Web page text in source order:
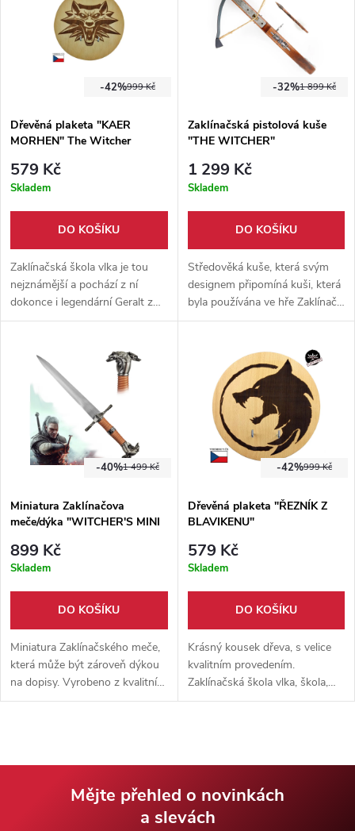
trénink. Součástí meče je
dřevěná pochva.
999 Kč
-42%
Dřevěná plaketa "KAER
MORHEN" The Witcher
579 Kč
Skladem
DO KOŠÍKU
Zaklínačská škola vlka je tou
nejznámější a pochází z ní
dokonce i legendární Geralt z
Rivie, zde se díky starému a
svému zaklínačskému umění.
Sídlo školy Vlka je stará
rozvalina v horách Kaer
Morhen, v jejichž zdech se učili
leckteří zaklínači. Dnes je však
jen vzpomínkou své slávy,
neboť byla napadena a vypálena
Lambert, Vesemir a v
neposlední řadě i Ciri.
1 899 Kč
-32%
Zaklínačská pistolová kuše
"THE WITCHER"
1 299 Kč
Skladem
DO KOŠÍKU
Středověká kuše, která svým
designem připomíná kuši, která
byla používána ve hře Zaklínač
3 - Divoký hon. Funkční
1 499 Kč
-40%
Miniatura Zaklínačova
meče/dýka "WITCHER'S MINI
899 Kč
Skladem
DO KOŠÍKU
Miniatura Zaklínačského meče,
která může být zároveň dýkou
na dopisy. Vyrobeno z kvalitní
nerezové oceli. Součástí balení
999 Kč
-42%
Dřevěná plaketa "ŘEZNÍK Z
BLAVIKENU"
579 Kč
Skladem
DO KOŠÍKU
Krásný kousek dřeva, s velice
kvalitním provedením.
Zaklínačská škola vlka, škola,
která už bohužel pomalu
Geralt z Rivie. O kterém vypráví
knihy autora Andrzeje
Sapkowského. Nyní můžete i vy
mít část tohoto úžasného světa
Mějte přehled o novinkách
a slevách